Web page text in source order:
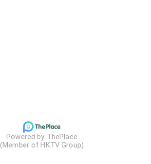
Powered by ThePlace
(Member of HKTV Group)